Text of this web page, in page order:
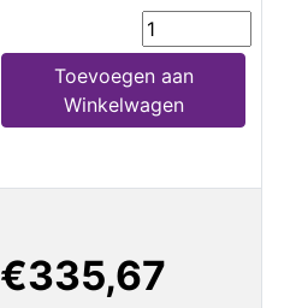
Toevoegen aan
Winkelwagen
€335,67